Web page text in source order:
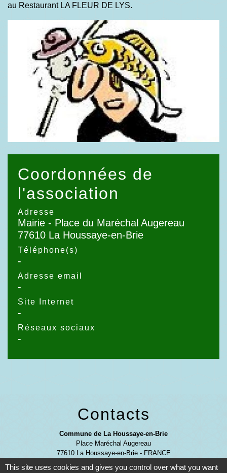
au Restaurant LA FLEUR DE LYS.
Coordonnées de
l'association
Adresse
Mairie - Place du Maréchal Augereau
77610 La Houssaye-en-Brie
Téléphone(s)
-
Adresse email
-
Site Internet
-
Réseaux sociaux
-
Contacts
Commune de La Houssaye-en-Brie
Place Maréchal Augereau
77610 La Houssaye-en-Brie - FRANCE
This site uses cookies and gives you control over what you want